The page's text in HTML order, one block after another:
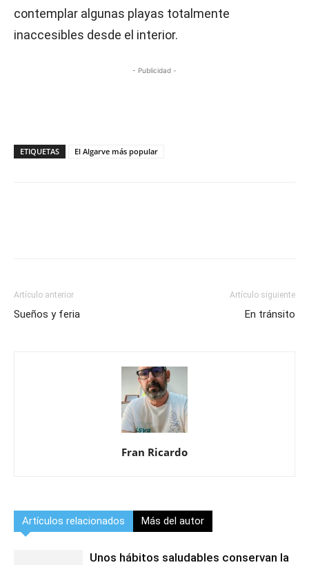
contemplar algunas playas totalmente
inaccesibles desde el interior.
- Publicidad -
ETIQUETAS El Algarve más popular
Artículo anterior
Sueños y feria
Artículo siguiente
En tránsito
Fran Ricardo
Artículos relacionados Más del autor
Unos hábitos saludables conservan la